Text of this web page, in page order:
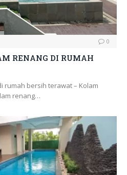
0
RENANG DI RUMAH
rumah bersih terawat – Kolam
renang…